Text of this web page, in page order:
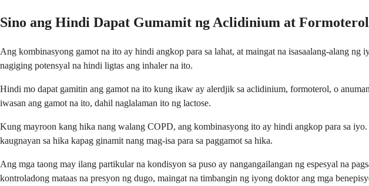
Sino ang Hindi Dapat Gumamit ng Aclidinium at
Ang kombinasyong gamot na ito ay hindi angkop para sa lahat, at maingat na isasaalang-alang
nagiging potensyal na hindi ligtas ang inhaler na ito.
Hindi mo dapat gamitin ang gamot na ito kung ikaw ay alerdjik sa aclidinium, formoterol, o
iwasan ang gamot na ito, dahil naglalaman ito ng lactose.
Kung mayroon kang hika nang walang COPD, ang kombinasyong ito ay hindi angkop para sa
kaugnayan sa hika kapag ginamit nang mag-isa para sa paggamot sa hika.
Ang mga taong may ilang partikular na kondisyon sa puso ay nangangailangan ng espesyal na
kontroladong mataas na presyon ng dugo, maingat na timbangin ng iyong doktor ang mga